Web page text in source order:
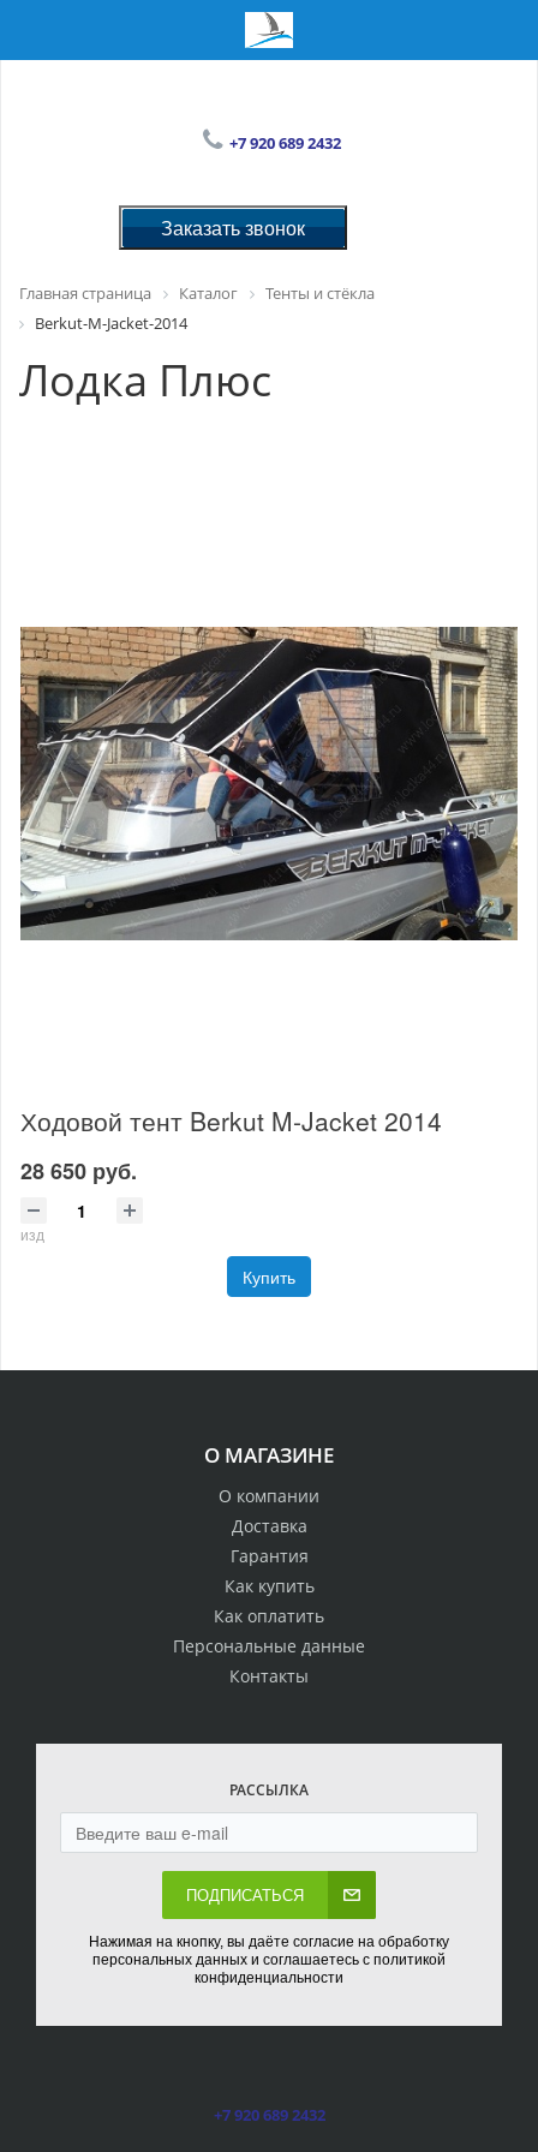
+7 920 689 2432
Заказать звонок
Главная страница Каталог
Тенты и стёкла
Berkut-M-Jacket-2014
Лодка Плюс
Ходовой тент Berkut M-Jacket 2014
28 650 руб.
изд
Купить
О МАГАЗИНЕ
О компании
Доставка
Гарантия
Как купить
Как оплатить
Персональные данные
Контакты
РАССЫЛКА
ПОДПИСАТЬСЯ
Нажимая на кнопку, вы даёте согласие на обработку
персональных данных и соглашаетесь с политикой
конфиденциальности
+7 920 689 2432